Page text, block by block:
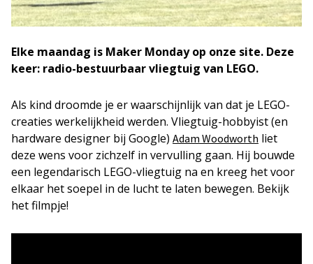
Elke maandag is Maker Monday op onze site. Deze
keer: radio-bestuurbaar vliegtuig van LEGO.
Als kind droomde je er waarschijnlijk van dat je LEGO-
creaties werkelijkheid werden. Vliegtuig-hobbyist (en
hardware designer bij Google) Adam Woodworth liet
deze wens voor zichzelf in vervulling gaan. Hij bouwde
een legendarisch LEGO-vliegtuig na en kreeg het voor
elkaar het soepel in de lucht te laten bewegen. Bekijk
het filmpje!